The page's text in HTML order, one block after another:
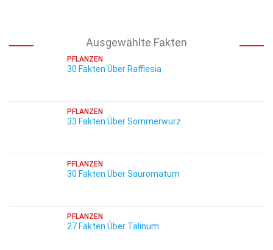
Ausgewählte Fakten
PFLANZEN
30 Fakten Über Rafflesia
PFLANZEN
33 Fakten Über Sommerwurz
PFLANZEN
30 Fakten Über Sauromatum
PFLANZEN
27 Fakten Über Talinum